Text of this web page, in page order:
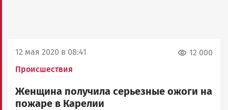
12 мая 2020 в 08:41
Происшествия
12 000
Женщина получила серьезные ожоги на
пожаре в Карелии